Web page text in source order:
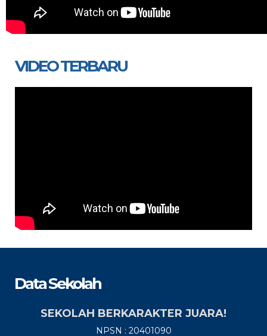
VIDEO TERBARU
Data Sekolah
SEKOLAH BERKARAKTER JUARA!
NPSN : 20401090